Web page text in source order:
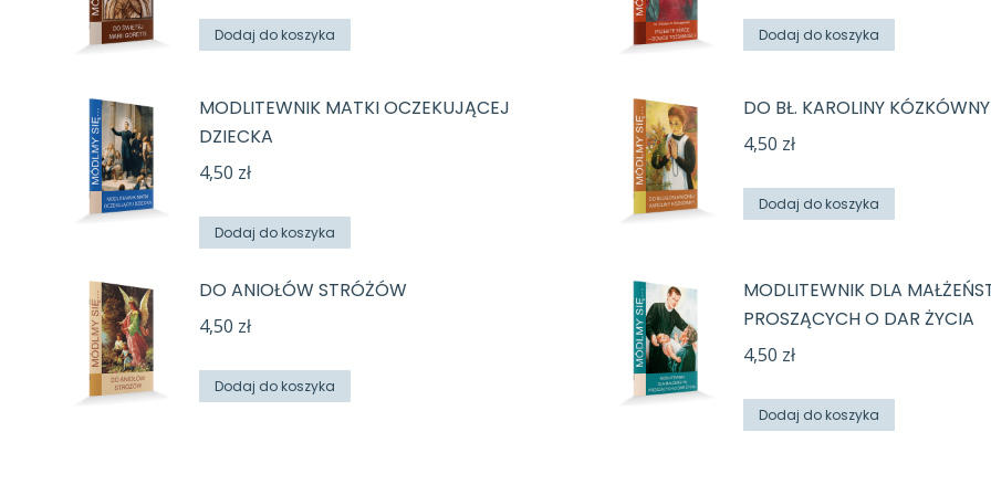
Dodaj do koszyka Dodaj do koszyka
MODLITEWNIK MATKI OCZEKUJĄCEJ
DZIECKA
4,50 zł
Dodaj do koszyka
DO BŁ. KAROLINY KÓZKÓWNY
4,50 zł
Dodaj do koszyka
DO ANIOŁÓW STRÓŻÓW
4,50 zł
Dodaj do koszyka
MODLITEWNIK DLA
PROSZĄCYCH O DAR ŻYCIA
4,50 zł
Dodaj do koszyka